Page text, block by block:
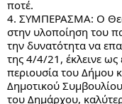
ποτέ.
4. ΣΥΜΠΕΡΑΣΜΑ: Ο
στην υλοποίηση του
την δυνατότητα να
της 4/4/21, έκλεινε ως
περιουσία του Δήμου
Δημοτικού
του Δημάρχου,